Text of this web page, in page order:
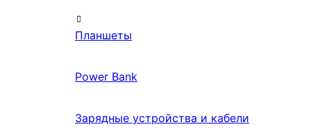
Планшеты
Power Bank
Зарядные устройства и кабели